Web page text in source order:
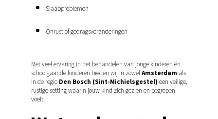
Slaapproblemen
Onrust of gedragsveranderingen
Met veel ervaring in het behandelen van jonge kinderen én
schoolgaande kinderen bieden wij in zowelAmsterdam als
in de regio Den Bosch (Sint-Michielsgestel) een veilige,
rustige setting waarin jouw kind zich gezien en begrepen
voelt.
Langdurige klachten
Langdurige klachten
Kinderosteopaat
Partners
Nederlands